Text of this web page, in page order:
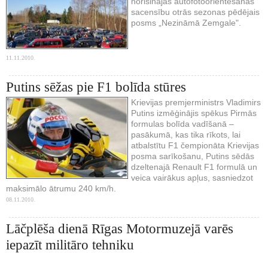
sacensību otrās sezonas pēdējais
posms „Nezināmā Zemgale".
11.11.2010.
Putins sēžas pie F1 bolīda stūres
Krievijas premjerministrs Vladimirs
Putins izmēģinājis spēkus Pirmās
formulas bolīda vadīšanā –
pasākumā, kas tika rīkots, lai
atbalstītu F1 čempionāta Krievijas
posma sarīkošanu, Putins sēdās
dzeltenajā Renault F1 formulā un
veica vairākus apļus, sasniedzot
maksimālo ātrumu 240 km/h.
08.11.2010.
Lāčplēša dienā Rīgas Motormuzejā varēs
iepazīt militāro tehniku